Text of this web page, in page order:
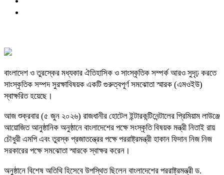
বাংলাদেশ ও তুরস্কের মধ্যকার ঐতিহাসিক ও সাংস্কৃতিক সম্পর্ক আরও সুদৃঢ় করতে
সাংস্কৃতিক সম্পদ সুরক্ষাবিষয়ক একটি গুরুত্বপূর্ণ সমঝোতা স্মারক (এমওইউ)
স্বাক্ষরিত হয়েছে।
আজ শুক্রবার (৫ জুন ২০২৬) রাজধানীর হোটেল ইন্টারকন্টিনেন্টালের প্রিমিয়াম লাউঞ্জে
আয়োজিত আনুষ্ঠানিক অনুষ্ঠানে বাংলাদেশের পক্ষে সংস্কৃতি বিষয়ক মন্ত্রী নিতাই রায়
চৌধুরী এমপি এবং তুরস্ক প্রজাতন্ত্রের পক্ষে পররাষ্ট্রমন্ত্রী হাকান ফিদান নিজ নিজ
সরকারের পক্ষে সমঝোতা স্মারকে স্বাক্ষর করেন।
অনুষ্ঠানে বিশেষ অতিথি হিসেবে উপস্থিত ছিলেন বাংলাদেশের পররাষ্ট্রমন্ত্রী ড.